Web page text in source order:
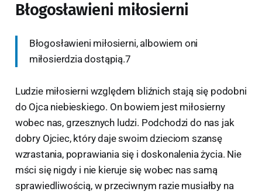
Błogosławieni miłosierni
Błogosławieni miłosierni, albowiem oni
miłosierdzia dostąpią.7
Ludzie miłosierni względem bliźnich stają się podobni
do Ojca niebieskiego. On bowiem jest miłosierny
wobec nas, grzesznych ludzi. Podchodzi do nas jak
dobry Ojciec, który daje swoim dzieciom szansę
wzrastania, poprawiania się i doskonalenia życia. Nie
mści się nigdy i nie kieruje się wobec nas samą
sprawiedliwością, w przeciwnym razie musiałby na